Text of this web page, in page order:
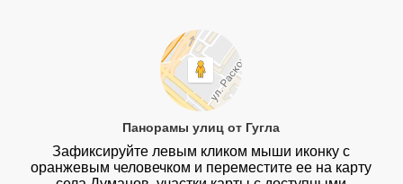
Панорамы улиц от Гугла
Зафиксируйте левым кликом мыши иконку с
оранжевым человечком и переместите ее на карту